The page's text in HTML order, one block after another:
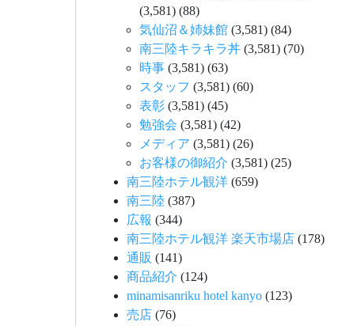
(3,581) (88)
気仙沼＆姉妹館 (3,581) (84)
南三陸キラキラ丼 (3,581) (70)
時事 (3,581) (63)
スタッフ (3,581) (60)
表彰 (3,581) (45)
勉強会 (3,581) (42)
メディア (3,581) (26)
お客様の御紹介 (3,581) (25)
南三陸ホテル観洋 (659)
南三陸 (387)
広報 (344)
南三陸ホテル観洋 楽天市場店 (178)
通販 (141)
商品紹介 (124)
minamisanriku hotel kanyo (123)
売店 (76)